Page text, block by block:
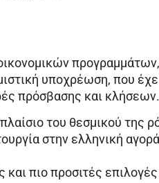
υποχρέωση, που
πρόσβασης και κλήσεων.
του θεσμικού της
στην ελληνική
πιο προσιτές